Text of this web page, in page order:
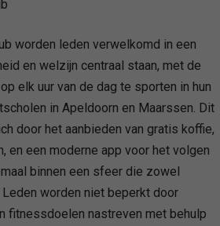
worden leden verwelkomd in een
en welzijn centraal staan, met de
elk uur van de dag te sporten in hun
in Apeldoorn en Maarssen. Dit
door het aanbieden van gratis koffie,
en een moderne app voor het volgen
binnen een sfeer die zowel
worden niet beperkt door
fitnessdoelen nastreven met behulp